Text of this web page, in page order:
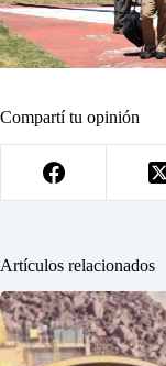
Compartí tu opinión
Artículos relacionados